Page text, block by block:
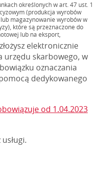
określonych w art. 47 ust. 1
(produkcja wyrobów
magazynowanie wyrobów w
które są przeznaczone do
lub na eksport,
elektronicznie
urzędu skarbowego, w
oznaczania
dedykowanego
od 1.04.2023